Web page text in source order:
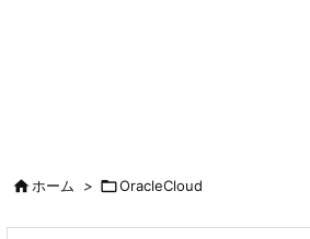
ホーム > OracleCloud